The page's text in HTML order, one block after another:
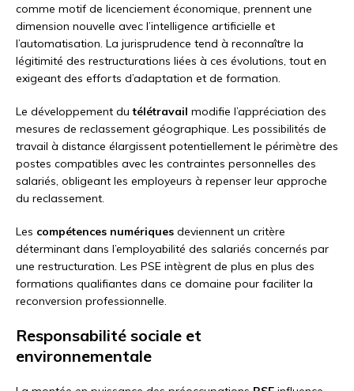
comme motif de licenciement économique, prennent une
dimension nouvelle avec l’intelligence artificielle et
l’automatisation. La jurisprudence tend à reconnaître la
légitimité des restructurations liées à ces évolutions, tout en
exigeant des efforts d’adaptation et de formation.
Le développement dutélétravail modifie l’appréciation des
mesures de reclassement géographique. Les possibilités de
travail à distance élargissent potentiellement le périmètre des
postes compatibles avec les contraintes personnelles des
salariés, obligeant les employeurs à repenser leur approche
du reclassement.
Les compétences numériques deviennent un critère
déterminant dans l’employabilité des salariés concernés par
une restructuration. Les PSE intègrent de plus en plus des
formations qualifiantes dans ce domaine pour faciliter la
reconversion professionnelle.
Responsabilité sociale et
environnementale